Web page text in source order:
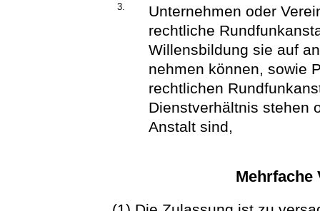
3.
Unternehmen oder
rechtliche
Willensbildung sie auf
nehmen können, sowie
rechtlichen
Dienstverhältnis stehen
Anstalt sind,
Mehrfache